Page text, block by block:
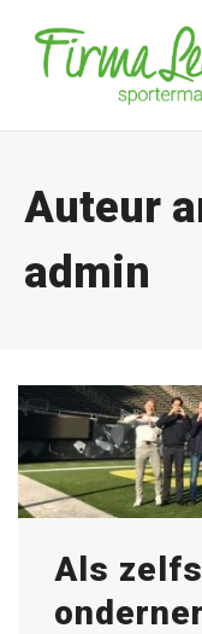
Auteur
admin
Als